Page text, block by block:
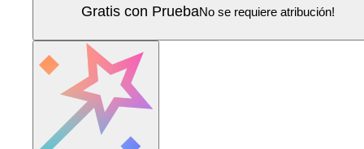
Gratis con PruebaNo se requiere atribución!